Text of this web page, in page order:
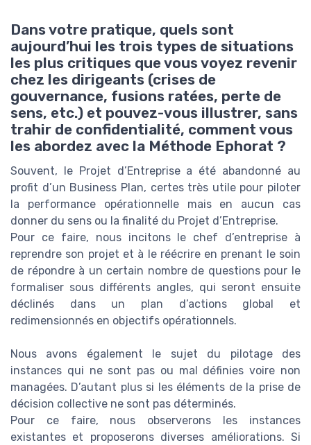
Dans votre pratique, quels sont
aujourd’hui les trois types de situations
les plus critiques que vous voyez revenir
chez les dirigeants (crises de
gouvernance, fusions ratées, perte de
sens, etc.) et pouvez-vous illustrer, sans
trahir de confidentialité, comment vous
les abordez avec la Méthode Ephorat ?
Souvent, le Projet d’Entreprise a été abandonné au
profit d’un Business Plan, certes très utile pour piloter
la performance opérationnelle mais en aucun cas
donner du sens ou la finalité du Projet d’Entreprise.
Pour ce faire, nous incitons le chef d’entreprise à
reprendre son projet et à le réécrire en prenant le soin
de répondre à un certain nombre de questions pour le
formaliser sous différents angles, qui seront ensuite
déclinés dans un plan d’actions global et
redimensionnés en objectifs opérationnels.
Nous avons également le sujet du pilotage des
instances qui ne sont pas ou mal définies voire non
managées. D’autant plus si les éléments de la prise de
décision collective ne sont pas déterminés.
Pour ce faire, nous observerons les instances
existantes et proposerons diverses améliorations. Si